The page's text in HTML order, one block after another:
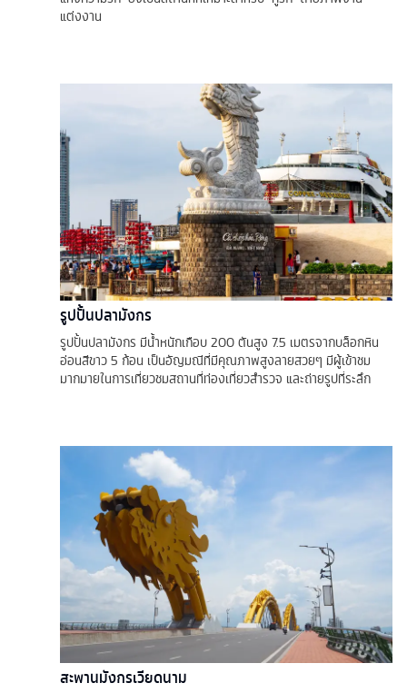
แต่งงาน
รูปปั้นปลามังกร
รูปปั้นปลามังกร มีน้ำหนักเกือบ 200 ตันสูง 7.5 เมตรจากบล็อกหิน
อ่อนสีขาว 5 ก้อน เป็นอัญมณีที่มีคุณภาพสูงลายสวยๆ มีผู้เข้าชม
มากมายในการเที่ยวชมสถานที่ท่องเที่ยวสำรวจ และถ่ายรูปที่ระลึก
สะพานมังกรเวียดนาม